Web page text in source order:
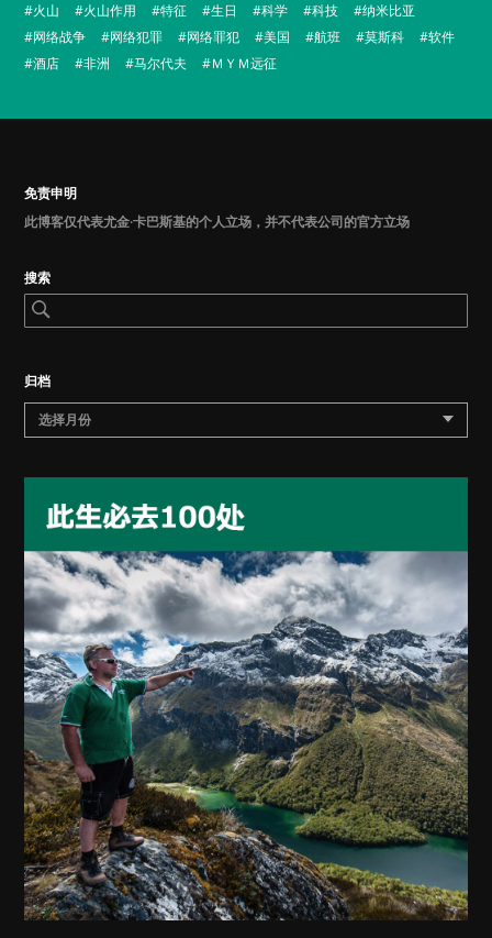
火山
火山作用 特征 生日 科学 科技
纳米比亚
网络战争
网络犯罪 网络罪犯 美国 航班 莫斯科
软件
酒店
非洲 马尔代夫 ＭＹＭ远征
免责申明
此博客仅代表尤金·卡巴斯基的个人立场，并不代表公司的官方立场
搜索
归档
选择月份